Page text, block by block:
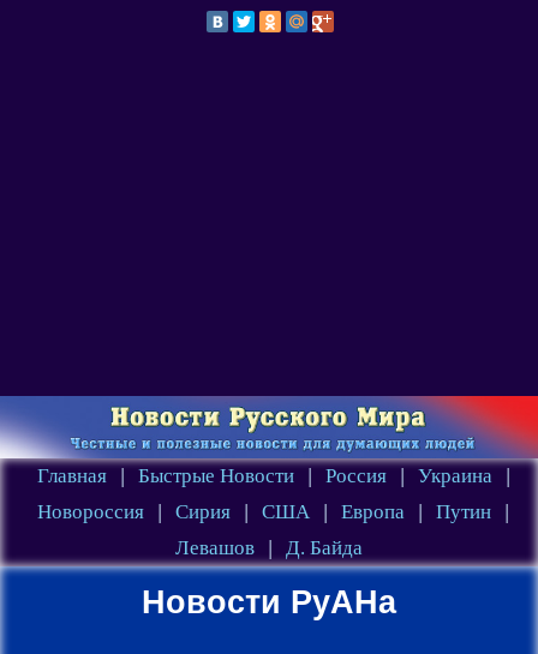
Главная | Быстрые Новости | Россия | Украина
|
Новороссия
| Сирия | США | Европа | Путин
|
Левашов
| Д. Байда
Новости РуАНа